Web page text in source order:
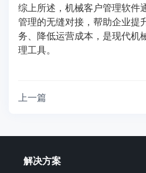
综上所述，机械客户管理软件
管理的无缝对接，帮助企业提
务、降低运营成本，是现代机
理工具。
上一篇
解决方案